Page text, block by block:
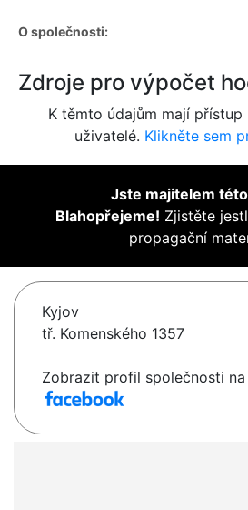
O společnosti:
Zdroje pro výpočet
K těmto údajům mají přístup
uživatelé. Klikněte sem
Jste majitelem
Blahopřejeme! Zjistěte
propagační
Kyjov
tř. Komenského 1357
Zobrazit profil společnosti na